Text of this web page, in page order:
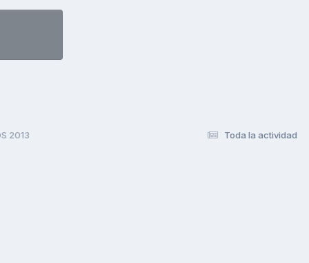
Toda la actividad
2013